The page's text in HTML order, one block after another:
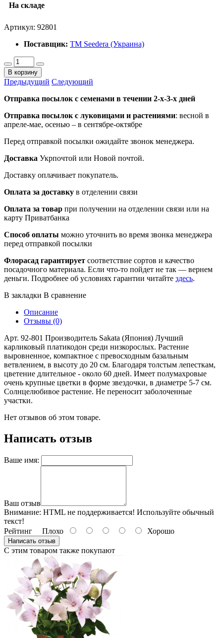
На складе
Артикул: 92801
Поставщик: ТМ Seedera (Украина)
В корзину
Предыдущий Следующий
Отправка посылок с семенами в течении 2-х-3-х дней
Отправка посылок с луковицами и растениями: весной в
апреле-мае, осенью – в сентябре-октябре
Перед отправкой посылки ожидайте звонок менеджера.
Доставка Укрпочтой или Новой почтой.
Доставку оплачивает покупатель.
Оплата за доставку в отделении связи
Оплата за товар при получении на отделении связи или на
карту Приватбанка
Способ оплаты можно уточнить во время звонка менеджера
перед отправкой посылки
Флорасад гарантирует соответствие сортов и качество
посадочного материала. Если что-то пойдет не так — вернем
деньги. Подробнее об условиях гарантии читайте здесь.
В закладки В сравнение
Описание
Отзывы (0)
Арт. 92-801 Производитель Sakata (Япония) Лучший
карликовый платикодон среди низкорослых. Растение
выровненное, компактное с превосходным базальным
ветвлением, в высоту до 20 см. Благодаря толстым лепесткам,
цветение длительное - около 60 дней. Имеет полумахровые
очень крупные цветки в форме звездочки, в диаметре 5-7 см.
Солнцелюбивое растение. Не переносит заболоченные
участки.
Нет отзывов об этом товаре.
Написать отзыв
Ваше имя:
Ваш отзыв
Внимание: HTML не поддерживается! Используйте обычный
текст!
Рейтинг Плохо Хорошо
Написать отзыв
С этим товаром также покупают